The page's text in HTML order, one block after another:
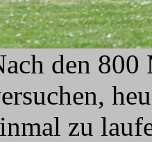
den
zu